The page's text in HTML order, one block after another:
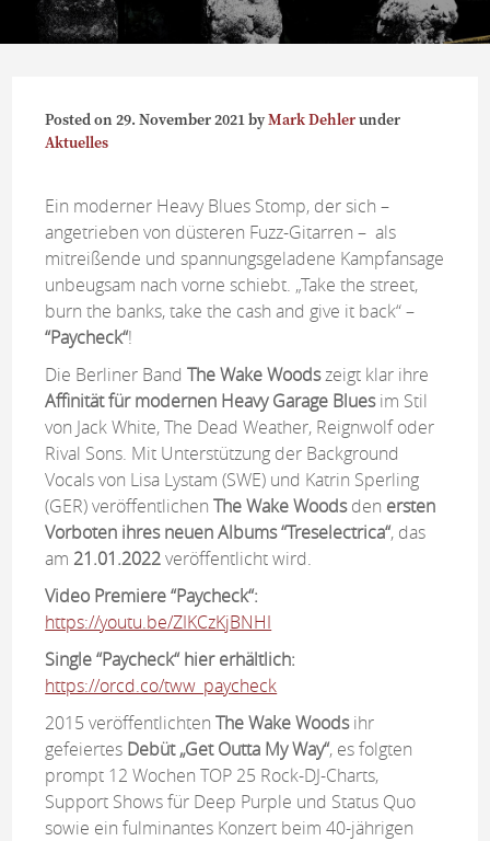
Posted on29. November 2021byMark Dehlerunder
Aktuelles
Ein moderner Heavy Blues Stomp, der sich –
angetrieben von düsteren Fuzz-Gitarren – als
mitreißende und spannungsgeladene Kampfansage
unbeugsam nach vorne schiebt. „Take the street,
burn the banks, take the cash and give it back“ –
“Paycheck“!
Die Berliner BandThe Wake Woodszeigt klar ihre
Affinität für modernen Heavy Garage Bluesim Stil
von Jack White, The Dead Weather, Reignwolf oder
Rival Sons. Mit Unterstützung der Background
Vocals von Lisa Lystam (SWE) und Katrin Sperling
(GER) veröffentlichenThe Wake Woodsden ersten
Vorboten ihres neuen Albums “Treselectrica“, das
am 21.01.2022veröffentlicht wird.
Video Premiere“Paycheck“:
https://youtu.be/ZIKCzKjBNHI
Single “Paycheck“ hier erhältlich:
https://orcd.co/tww_paycheck
2015 veröffentlichtenThe Wake Woodsihr
gefeiertes Debüt „Get Outta My Way“, es folgten
prompt 12 Wochen TOP 25 Rock-DJ-Charts,
Support Shows für Deep Purple und Status Quo
sowie ein fulminantes Konzert beim 40-jährigen